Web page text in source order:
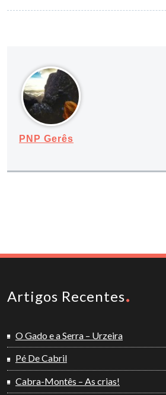
PNP Gerês
Artigos Recentes
O Gado e a Serra – Urzeira
Pé De Cabril
Cabra-Montês – As crias!